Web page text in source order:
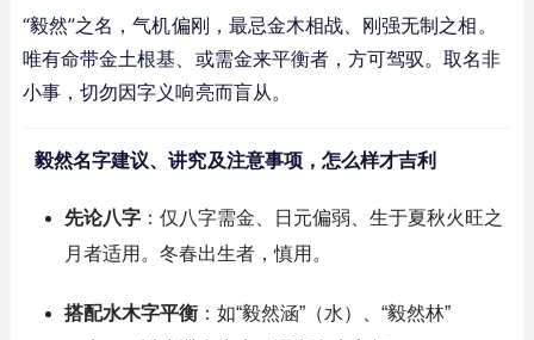
“毅然”之名，气机偏刚，最忌金木相战、刚强无制之相。
唯有命带金土根基、或需金来平衡者，方可驾驭。取名非
小事，切勿因字义响亮而盲从。
毅然名字建议、讲究及注意事项，怎么样才吉利
先论八字：仅八字需金、日元偏弱、生于夏秋火旺之
月者适用。冬春出生者，慎用。
搭配水木字平衡：如“毅然涵”（水）、“毅然林”